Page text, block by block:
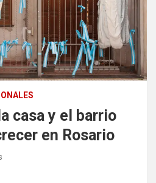
casa y el barrio
en Rosario